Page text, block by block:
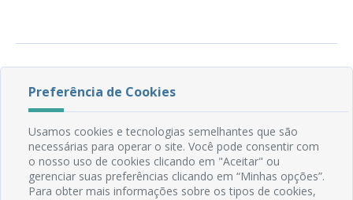
Rua do Imperador, 78, Centro
Preferência de Cookies
Usamos cookies e tecnologias semelhantes que são
necessárias para operar o site. Você pode consentir com
o nosso uso de cookies clicando em "Aceitar" ou
gerenciar suas preferências clicando em “Minhas opções”.
Para obter mais informações sobre os tipos de cookies,